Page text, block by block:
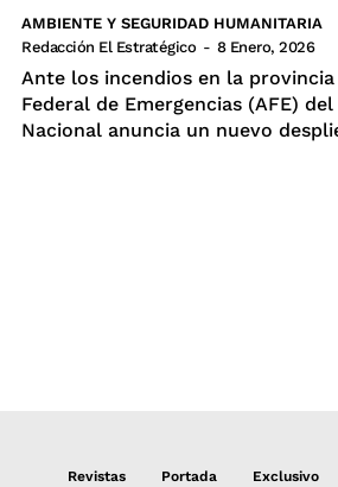
AMBIENTE Y SEGURIDAD HUMANITARIA
Redacción El Estratégico - 8 Enero, 2026
Ante los incendios en la
Federal de Emergencias (AFE)
Nacional anuncia un nuevo
Revistas Portada Exclusivo